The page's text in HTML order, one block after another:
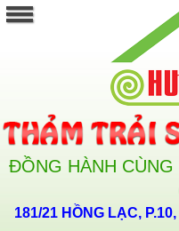
ĐỒNG HÀNH
181/21 HỒNG LẠC,